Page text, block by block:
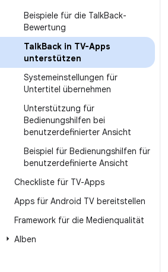
Beispiele für die TalkBack-
Bewertung
TalkBack in TV-Apps
unterstützen
Systemeinstellungen für
Untertitel übernehmen
Unterstützung für
Bedienungshilfen bei
benutzerdefinierter Ansicht
Beispiel für Bedienungshilfen für
benutzerdefinierte Ansicht
Checkliste für TV-Apps
Apps für Android TV bereitstellen
Framework für die Medienqualität
Alben